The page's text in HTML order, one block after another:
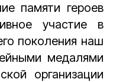
памяти героев
участие в
поколения наш
медалями
организации